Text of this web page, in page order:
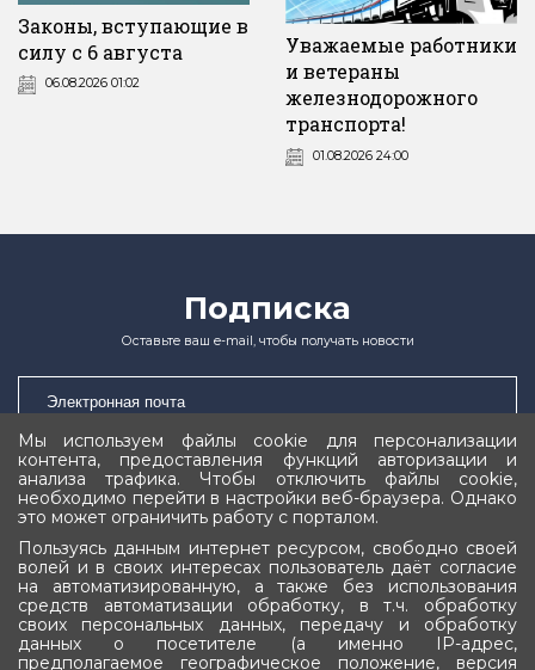
Законы, вступающие в
силу с 6 августа
06.08.2026 01:02
Уважаемые работники
и ветераны
железнодорожного
транспорта!
01.08.2026 24:00
Подписка
Оставьте ваш e-mail, чтобы получать новости
Подписаться
Государственное Собрание (Ил Тумэн)
Республики Саха (Якутия)
Мы используем файлы cookie для персонализации
контента, предоставления функций авторизации и
анализа трафика. Чтобы отключить файлы cookie,
необходимо перейти в настройки веб-браузера. Однако
это может ограничить работу с порталом.
Пользуясь данным интернет ресурсом, свободно своей
волей и в своих интересах пользователь даёт согласие
на автоматизированную, а также без использования
средств автоматизации обработку, в т.ч. обработку
своих персональных данных, передачу и обработку
данных о посетителе (а именно IP-адрес,
предполагаемое географическое положение, версия